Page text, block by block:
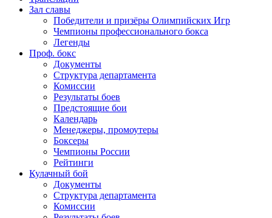
Зал славы
Победители и призёры Олимпийских Игр
Чемпионы профессионального бокса
Легенды
Проф. бокс
Документы
Структура департамента
Комиссии
Результаты боев
Предстоящие бои
Календарь
Менеджеры, промоутеры
Боксеры
Чемпионы России
Рейтинги
Кулачный бой
Документы
Структура департамента
Комиссии